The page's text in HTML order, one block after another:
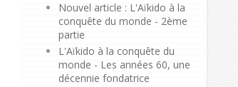
Nouvel article : L'Aïkido à la
conquête du monde - 2ème
partie
L'Aïkido à la conquête du
monde - Les années 60, une
décennie fondatrice